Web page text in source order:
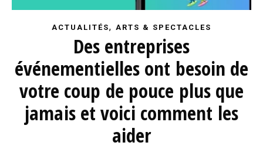
ACTUALITÉS, ARTS & SPECTACLES
Des entreprises
événementielles ont besoin de
votre coup de pouce plus que
jamais et voici comment les
aider